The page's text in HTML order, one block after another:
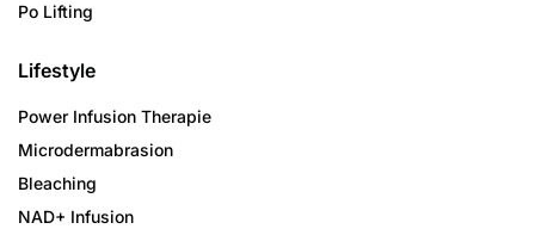
Po Lifting
Lifestyle
Power Infusion Therapie
Microdermabrasion
Bleaching
NAD+ Infusion